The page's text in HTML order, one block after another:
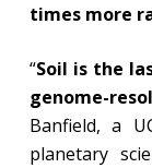
times more
“Soil is the
genome-
Banfield, a
planetary